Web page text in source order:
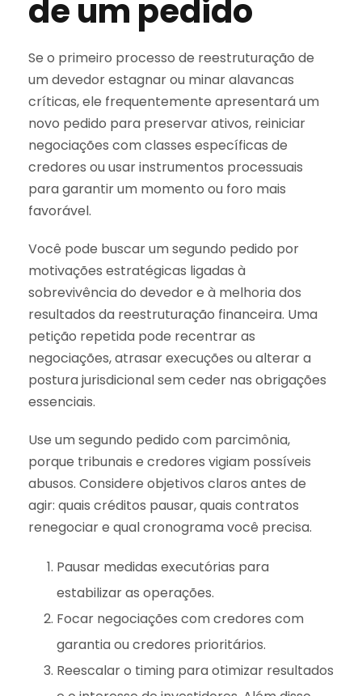
de um pedido
Se o primeiro processo de reestruturação de
um devedor estagnar ou minar alavancas
críticas, ele frequentemente apresentará um
novo pedido para preservar ativos, reiniciar
negociações com classes específicas de
credores ou usar instrumentos processuais
para garantir um momento ou foro mais
favorável.
Você pode buscar um segundo pedido por
motivações estratégicas ligadas à
sobrevivência do devedor e à melhoria dos
resultados da reestruturação financeira. Uma
petição repetida pode recentrar as
negociações, atrasar execuções ou alterar a
postura jurisdicional sem ceder nas obrigações
essenciais.
Use um segundo pedido com parcimônia,
porque tribunais e credores vigiam possíveis
abusos. Considere objetivos claros antes de
agir: quais créditos pausar, quais contratos
renegociar e qual cronograma você precisa.
Pausar medidas executórias para
estabilizar as operações.
Focar negociações com credores com
garantia ou credores prioritários.
Reescalar o timing para otimizar resultados